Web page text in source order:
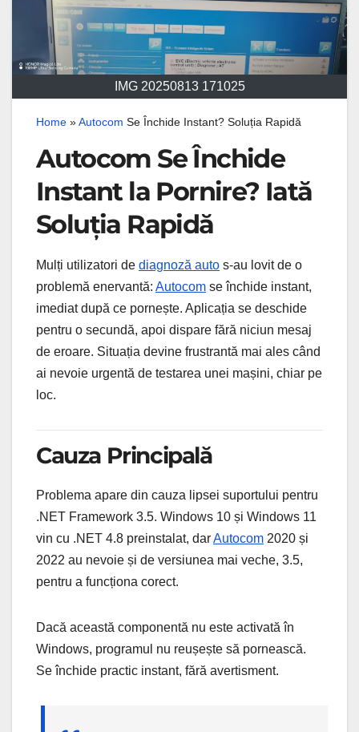
IMG 20250813 171025
Home »Autocom Se Închide Instant? Soluția Rapidă
Autocom Se Închide
Instant la Pornire? Iată
Soluția Rapidă
Mulți utilizatori de diagnoză auto s-au lovit de o
problemă enervantă: Autocom se închide instant,
imediat după ce pornește. Aplicația se deschide
pentru o secundă, apoi dispare fără niciun mesaj
de eroare. Situația devine frustrantă mai ales când
ai nevoie urgentă de testarea unei mașini, chiar pe
loc.
Cauza Principală
Problema apare din cauza lipsei suportului pentru
.NET Framework 3.5. Windows 10 și Windows 11
vin cu .NET 4.8 preinstalat, darAutocom 2020 și
2022 au nevoie și de versiunea mai veche, 3.5,
pentru a funcționa corect.
Dacă această componentă nu este activată în
Windows, programul nu reușește să pornească.
Se închide practic instant, fără avertisment.